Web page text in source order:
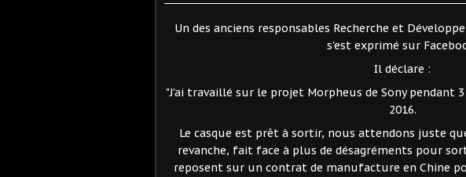
Un des anciens responsables Recherche et
s'est exprimé sur
Il déclare :
"J'ai travaillé sur le projet Morpheus de Sony pendant
2016.
Le casque est prêt à sortir, nous attendons juste
revanche, fait face à plus de désagréments pour
reposent sur un contrat de manufacture en Chine